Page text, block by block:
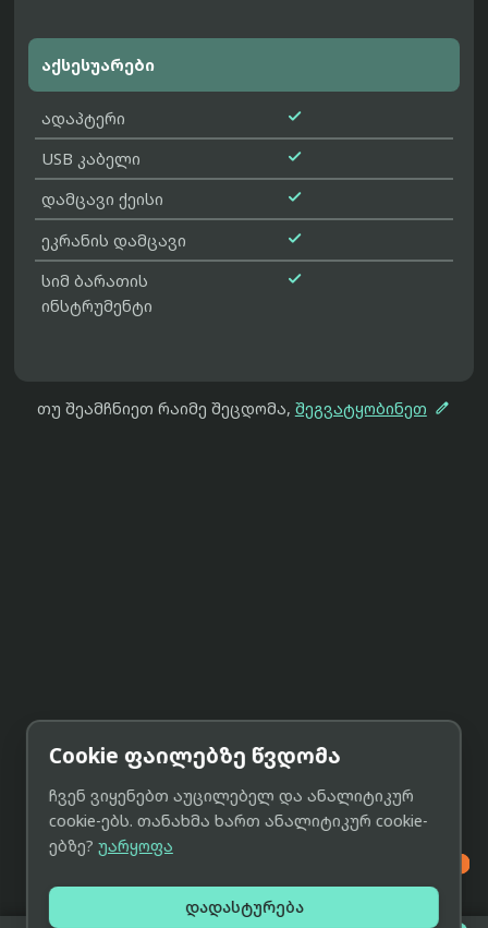
აქსესუარები
ადაპტერი 
USB კაბელი 
დამცავი ქეისი 
ეკრანის დამცავი 
სიმ ბარათის
ინსტრუმენტი

თუ შეამჩნიეთ რაიმე შეცდომა, შეგვატყობინეთ 

Cookie ფაილებზე წვდომა
ჩვენ ვიყენებთ აუცილებელ და ანალიტიკურ
cookie-ებს. თანახმა ხართ ანალიტიკურ cookie-
ებზე? უარყოფა
დადასტურება